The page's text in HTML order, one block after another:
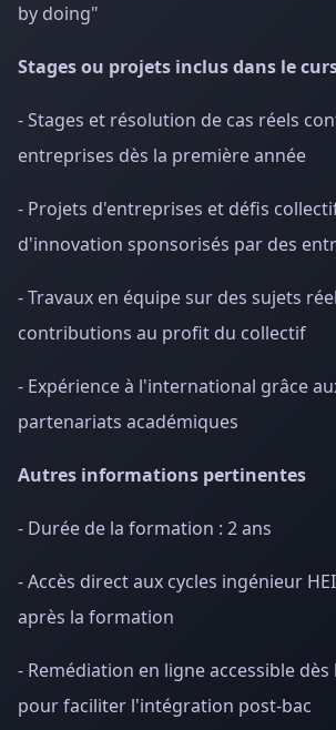
by doing"
Stages ou projets inclus dans le
- Stages et résolution de cas réels
entreprises dès la première année
- Projets d'entreprises et défis
d'innovation sponsorisés par des
- Travaux en équipe sur des sujets
contributions au profit du collectif
- Expérience à l'international grâce
partenariats académiques
Autres informations pertinentes
- Durée de la formation : 2 ans
- Accès direct aux cycles ingénieur
après la formation
- Remédiation en ligne accessible
pour faciliter l'intégration post-bac